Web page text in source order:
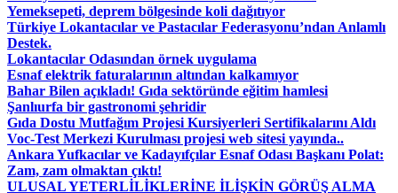
Yemeksepeti, deprem bölgesinde koli dağıtıyor
Türkiye Lokantacılar ve Pastacılar Federasyonu’ndan Anlamlı
Destek.
Lokantacılar Odasından örnek uygulama
Esnaf elektrik faturalarının altından kalkamıyor
Bahar Bilen açıkladı! Gıda sektöründe eğitim hamlesi
Şanlıurfa bir gastronomi şehridir
Gıda Dostu Mutfağım Projesi Kursiyerleri Sertifikalarını Aldı
Voc-Test Merkezi Kurulması projesi web sitesi yayında..
Ankara Yufkacılar ve Kadayıfçılar Esnaf Odası Başkanı Polat:
Zam, zam olmaktan çıktı!
ULUSAL YETERLİLİKLERİNE İLİŞKİN GÖRÜŞ ALMA